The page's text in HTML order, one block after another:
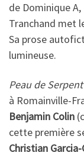
de Dominique
Tranchand met
Sa prose
lumineuse.
Peau de Serpent
à Romainville-
Benjamin Colin
cette première
Christian